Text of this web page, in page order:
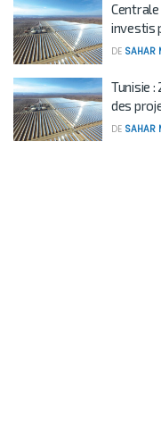
investis
DE SAHAR
Tunisie :
des
DE SAHAR